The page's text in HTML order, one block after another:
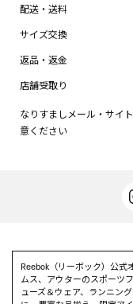
配送・送料
サイズ交換
返品・返金
店舗受取り
なりすましメール・サイ
意ください
Reebok（リーボック）公
ムス、アウターのスポーツ
ューズ＆ウェア、ランニン